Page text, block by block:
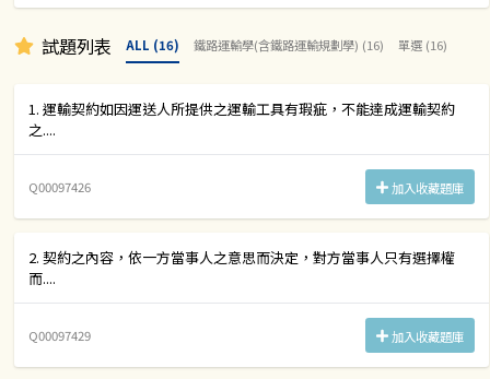
試題列表 ALL (16) 鐵路運輸學(含鐵路運輸規劃學) (16) 單選 (16)
1. 運輸契約如因運送人所提供之運輸工具有瑕疵，不能達成運輸契約
之....
Q00097426 加入收藏題庫
2. 契約之內容，依一方當事人之意思而決定，對方當事人只有選擇權
而....
Q00097429 加入收藏題庫